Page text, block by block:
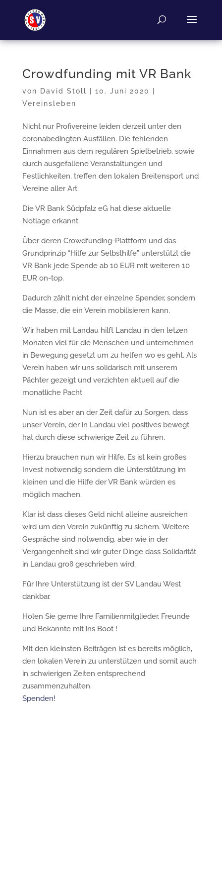
Crowdfunding mit VR Bank
von David Stoll 10. Juni 2020
Vereinsleben
Nicht nur Profivereine leiden derzeit unter den
coronabedingten Ausfällen. Die fehlenden
Einnahmen aus dem regulären Spielbetrieb, sowie
durch ausgefallene Veranstaltungen und
Festlichkeiten, treffen den lokalen Breitensport und
Vereine aller Art.
Die VR Bank Südpfalz eG hat diese aktuelle
Notlage erkannt.
Über deren Crowdfunding-Plattform und das
Grundprinzip “Hilfe zur Selbsthilfe” unterstützt die
VR Bank jede Spende ab 10 EUR mit weiteren 10
EUR on-top.
Dadurch zählt nicht der einzelne Spender, sondern
die Masse, die ein Verein mobilisieren kann.
Wir haben mit Landau hilft Landau in den letzen
Monaten viel für die Menschen und unternehmen
in Bewegung gesetzt um zu helfen wo es geht. Als
Verein haben wir uns solidarisch mit unserem
Pächter gezeigt und verzichten aktuell auf die
monatliche Pacht.
Nun ist es aber an der Zeit dafür zu Sorgen, dass
unser Verein, der in Landau viel positives bewegt
hat durch diese schwierige Zeit zu führen.
Hierzu brauchen nun wir Hilfe. Es ist kein großes
Invest notwendig sondern die Unterstützung im
kleinen und die Hilfe der VR Bank würden es
möglich machen.
Klar ist dass dieses Geld nicht alleine ausreichen
wird um den Verein zukünftig zu sichern. Weitere
Gespräche sind notwendig, aber wie in der
Vergangenheit sind wir guter Dinge dass Solidarität
in Landau groß geschrieben wird.
Für Ihre Unterstützung ist der SV Landau West
dankbar.
Holen Sie gerne Ihre Familienmitglieder, Freunde
und Bekannte mit ins Boot !
Mit den kleinsten Beiträgen ist es bereits möglich,
den lokalen Verein zu unterstützen und somit auch
in schwierigen Zeiten entsprechend
zusammenzuhalten.
Spenden!